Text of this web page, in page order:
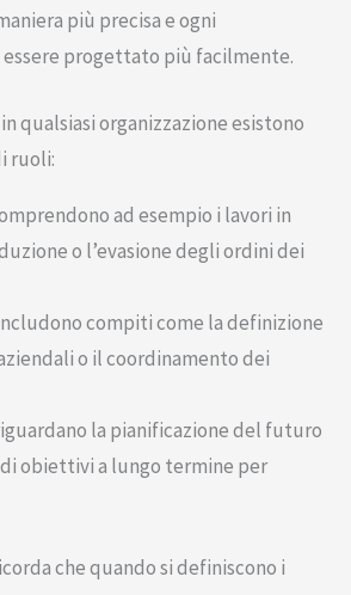
più precisa e ogni
progettato più facilmente.
qualsiasi organizzazione esistono
ruoli:
ad esempio i lavori in
o l’evasione degli ordini dei
compiti come la definizione
o il coordinamento dei
la pianificazione del futuro
obiettivi a lungo termine per
che quando si definiscono i